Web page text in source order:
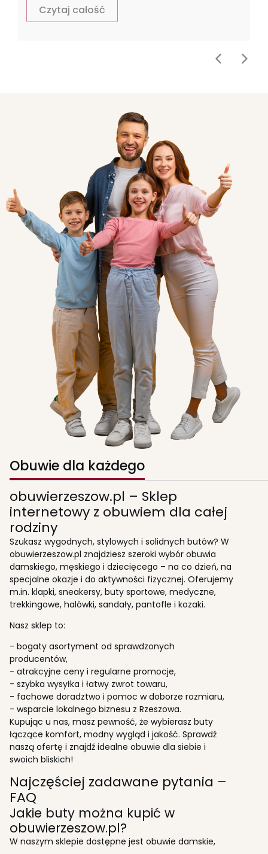
Czytaj całość
Obuwie dla każdego
obuwierzeszow.pl – Sklep
internetowy z obuwiem dla całej
rodziny
Szukasz wygodnych, stylowych i solidnych butów? W
obuwierzeszow.pl znajdziesz szeroki wybór obuwia
damskiego, męskiego i dziecięcego – na co dzień, na
specjalne okazje i do aktywności fizycznej. Oferujemy
m.in. klapki, sneakersy, buty sportowe, medyczne,
trekkingowe, halówki, sandały, pantofle i kozaki.
Nasz sklep to:
- bogaty asortyment od sprawdzonych
producentów,
- atrakcyjne ceny i regularne promocje,
- szybka wysyłka i łatwy zwrot towaru,
- fachowe doradztwo i pomoc w doborze rozmiaru,
- wsparcie lokalnego biznesu z Rzeszowa.
Kupując u nas, masz pewność, że wybierasz buty
łączące komfort, modny wygląd i jakość. Sprawdź
naszą ofertę i znajdź idealne obuwie dla siebie i
swoich bliskich!
Najczęściej zadawane pytania –
FAQ
Jakie buty można kupić w
obuwierzeszow.pl?
W naszym sklepie dostępne jest obuwie damskie,